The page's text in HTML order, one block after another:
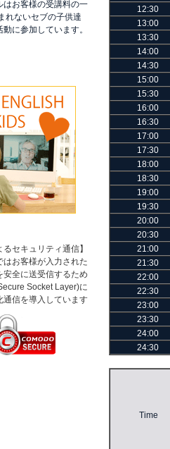
はお客様の受講料の一
れないセブの子供達
に参加しています。
るセキュリティ通信】
はお客様が入力された
安全に送受信するため
Socket Layer)に
通信を導入しています
12:30
13:00
13:30
14:00
14:30
15:00
15:30
16:00
16:30
17:00
17:30
18:00
18:30
19:00
19:30
20:00
20:30
21:00
21:30
22:00
22:30
23:00
23:30
24:00
24:30
Time